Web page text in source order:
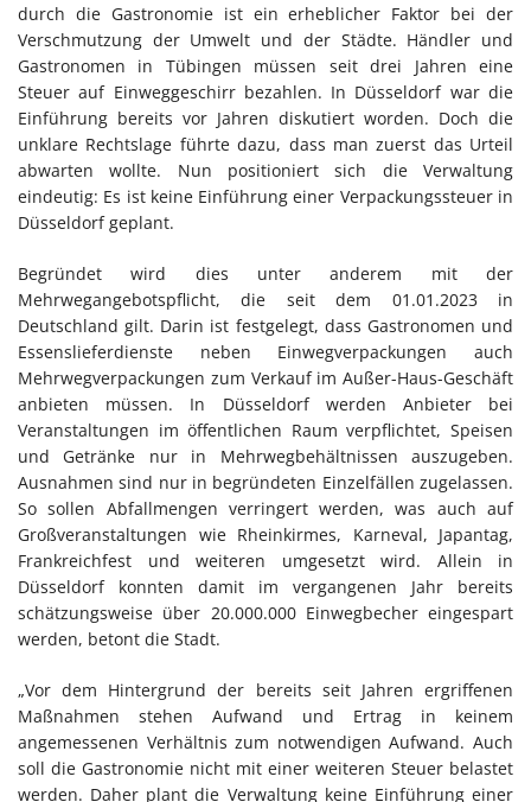
durch die Gastronomie ist ein erheblicher Faktor bei der
Verschmutzung der Umwelt und der Städte. Händler und
Gastronomen in Tübingen müssen seit drei Jahren eine
Steuer auf Einweggeschirr bezahlen. In Düsseldorf war die
Einführung bereits vor Jahren diskutiert worden. Doch die
unklare Rechtslage führte dazu, dass man zuerst das Urteil
abwarten wollte. Nun positioniert sich die Verwaltung
eindeutig: Es ist keine Einführung einer Verpackungssteuer in
Düsseldorf geplant.
Begründet wird dies unter anderem mit der
Mehrwegangebotspflicht, die seit dem 01.01.2023 in
Deutschland gilt. Darin ist festgelegt, dass Gastronomen und
Essenslieferdienste neben Einwegverpackungen auch
Mehrwegverpackungen zum Verkauf im Außer-Haus-Geschäft
anbieten müssen. In Düsseldorf werden Anbieter bei
Veranstaltungen im öffentlichen Raum verpflichtet, Speisen
und Getränke nur in Mehrwegbehältnissen auszugeben.
Ausnahmen sind nur in begründeten Einzelfällen zugelassen.
So sollen Abfallmengen verringert werden, was auch auf
Großveranstaltungen wie Rheinkirmes, Karneval, Japantag,
Frankreichfest und weiteren umgesetzt wird. Allein in
Düsseldorf konnten damit im vergangenen Jahr bereits
schätzungsweise über 20.000.000 Einwegbecher eingespart
werden, betont die Stadt.
„Vor dem Hintergrund der bereits seit Jahren ergriffenen
Maßnahmen stehen Aufwand und Ertrag in keinem
angemessenen Verhältnis zum notwendigen Aufwand. Auch
soll die Gastronomie nicht mit einer weiteren Steuer belastet
werden. Daher plant die Verwaltung keine Einführung einer